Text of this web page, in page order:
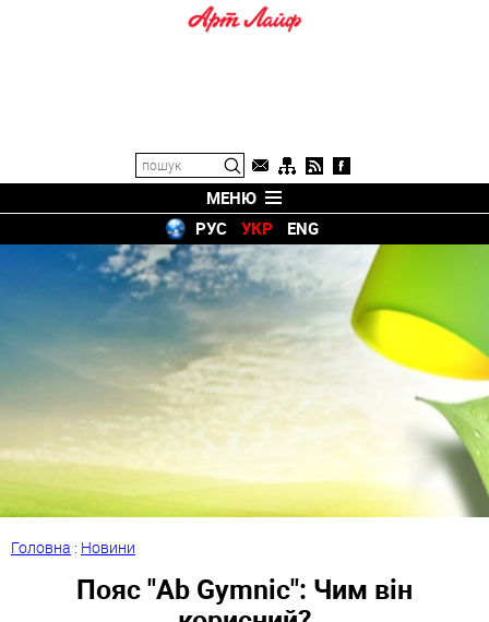
МЕНЮ
РУС
УКР ENG
Головна : Новини
Пояс "Ab Gymnic": Чим він